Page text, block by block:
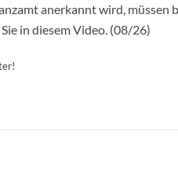
anerkannt wird,
in diesem Video. (08/26)